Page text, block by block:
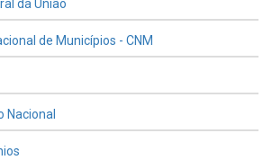
da União
de Municípios - CNM
Nacional